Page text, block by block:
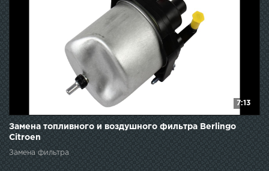
7:13
Замена топливного и воздушного фильтра Berlingo
Citroen
Замена фильтра